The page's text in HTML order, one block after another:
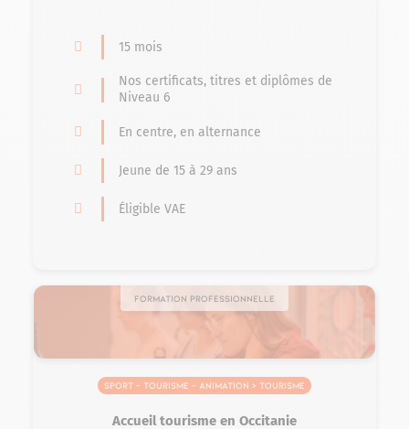
15 mois
Nos certificats, titres et diplômes de
Niveau 6
En centre, en alternance
Jeune de 15 à 29 ans
Éligible VAE
Formation professionnelle
Sport – Tourisme – Animation > Tourisme
Accueil tourisme en Occitanie